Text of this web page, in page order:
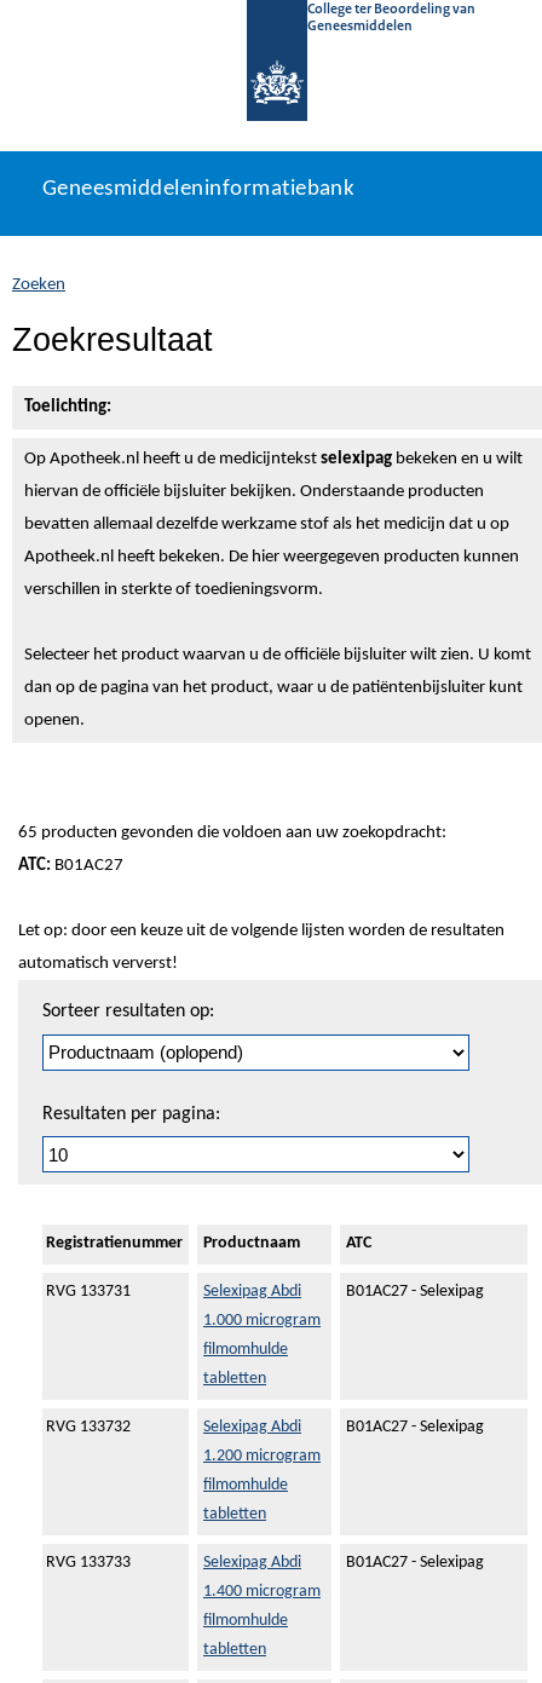
College ter Beoordeling van
Geneesmiddelen
naar
Geneesmiddeleninformatiebank
U
zich
hier:
Geneesmiddeleninformatiebank
Zoeken
Zoekresultaat
Toelichting:
Op Apotheek.nl heeft u de medicijntekst selexipag bekeken en u wilt
hiervan de officiële bijsluiter bekijken. Onderstaande producten
bevatten allemaal dezelfde werkzame stof als het medicijn dat u op
Apotheek.nl heeft bekeken. De hier weergegeven producten kunnen
verschillen in sterkte of toedieningsvorm.
Selecteer het product waarvan u de officiële bijsluiter wilt zien. U komt
dan op de pagina van het product, waar u de patiëntenbijsluiter kunt
openen.
65 producten gevonden die voldoen aan uw zoekopdracht:
ATC: B01AC27
Let op: door een keuze uit de volgende lijsten worden de resultaten
automatisch ververst!
pagineren
Sorteer resultaten op:
Resultaten per pagina:
Registratienummer Productnaam ATC
RVG 133731
Selexipag Abdi
1.000 microgram
filmomhulde
tabletten
B01AC27 - Selexipag
RVG 133732
Selexipag Abdi
1.200 microgram
filmomhulde
tabletten
B01AC27 - Selexipag
RVG 133733
Selexipag Abdi
1.400 microgram
filmomhulde
tabletten
B01AC27 - Selexipag